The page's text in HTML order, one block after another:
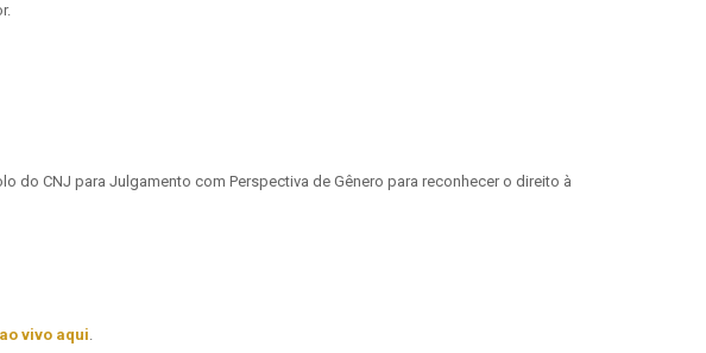
do CNJ para Julgamento com Perspectiva de Gênero para reconhecer o direito à
vivo aqui.